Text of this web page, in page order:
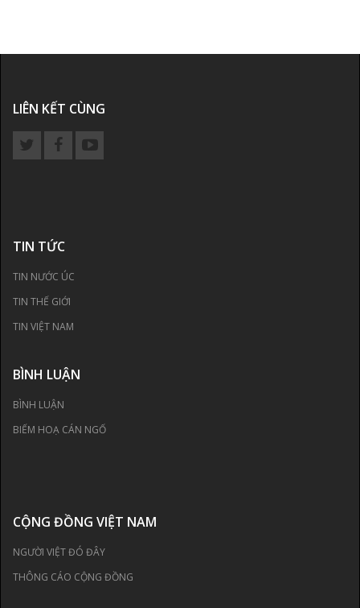
LIÊN KẾT CÙNG
TIN TỨC
TIN NƯỚC ÚC
TIN THẾ GIỚI
TIN VIỆT NAM
BÌNH LUẬN
BÌNH LUẬN
BIẾM HOẠ CÁN NGỐ
CỘNG ĐỒNG VIỆT NAM
NGƯỜI VIỆT ĐÓ ĐÂY
THÔNG CÁO CỘNG ĐỒNG